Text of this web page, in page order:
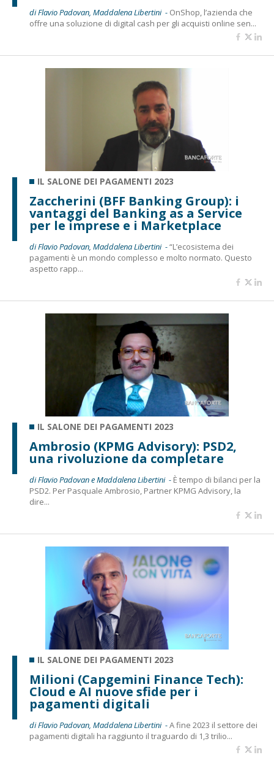
di Flavio Padovan, Maddalena Libertini - OnShop, l’azienda che
offre una soluzione di digital cash per gli acquisti online sen...
IL SALONE DEI PAGAMENTI 2023
Zaccherini (BFF Banking Group): i
vantaggi del Banking as a Service
per le imprese e i Marketplace
di Flavio Padovan, Maddalena Libertini -“L’ecosistema dei
pagamenti è un mondo complesso e molto normato. Questo
aspetto rapp...
IL SALONE DEI PAGAMENTI 2023
Ambrosio (KPMG Advisory): PSD2,
una rivoluzione da completare
di Flavio Padovan e Maddalena Libertini - È tempo di bilanci per la
PSD2. Per Pasquale Ambrosio, Partner KPMG Advisory, la
dire...
IL SALONE DEI PAGAMENTI 2023
Milioni (Capgemini Finance Tech):
Cloud e AI nuove sfide per i
pagamenti digitali
di Flavio Padovan, Maddalena Libertini -A fine 2023 il settore dei
pagamenti digitali ha raggiunto il traguardo di 1,3 trilio...